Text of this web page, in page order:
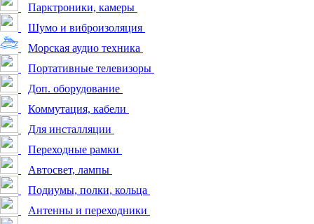
Парктроники, камеры
Шумо и виброизоляция
Морская аудио техника
Портативные телевизоры
Доп. оборудование
Коммутация, кабели
Для инсталляции
Переходные рамки
Автосвет, лампы
Подиумы, полки, кольца
Антенны и переходники